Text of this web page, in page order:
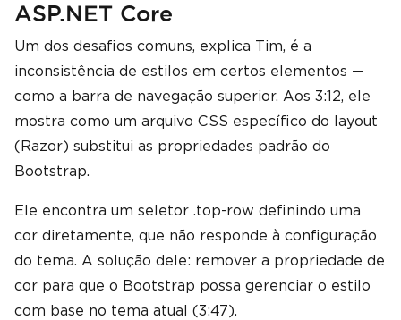
ASP.NET Core
Um dos desafios comuns, explica Tim, é a
inconsistência de estilos em certos elementos —
como a barra de navegação superior. Aos 3:12, ele
mostra como um arquivo CSS específico do layout
(Razor) substitui as propriedades padrão do
Bootstrap.
Ele encontra um seletor .top-row definindo uma
cor diretamente, que não responde à configuração
do tema. A solução dele: remover a propriedade de
cor para que o Bootstrap possa gerenciar o estilo
com base no tema atual (3:47).